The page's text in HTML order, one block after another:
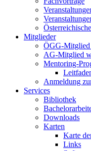
Mitglieder
ÖGG-Mitglied
AG-Mitglied
Mentoring-
Anmeldung
Services
Bibliothek
Downloads
Karten
Karte
Links